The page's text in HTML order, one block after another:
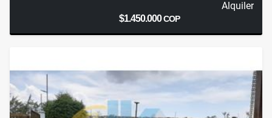
Alquiler
$1.450.000COP